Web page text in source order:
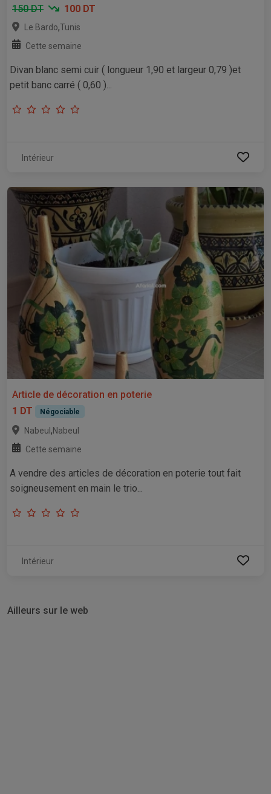
150 DT
100 DT
Le Bardo,Tunis
Cette semaine
Divan blanc semi cuir ( longueur 1,90 et largeur 0,79 )et
petit banc carré ( 0,60 )...
Intérieur
Article de décoration en poterie
1 DT
Négociable
Nabeul ,Nabeul
Cette semaine
A vendre des articles de décoration en poterie tout fait
soigneusement en main le trio...
Intérieur
Ailleurs sur le web